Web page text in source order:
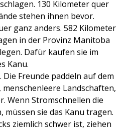
130 Kilometer quer
stehen ihnen bevor.
ganz anders. 582 Kilometer
in der Provinz Manitoba
Dafür kaufen sie im
Kanu.
Freunde paddeln auf dem
Landschaften,
Wenn Stromschnellen die
sie das Kanu tragen.
ziemlich schwer ist, ziehen